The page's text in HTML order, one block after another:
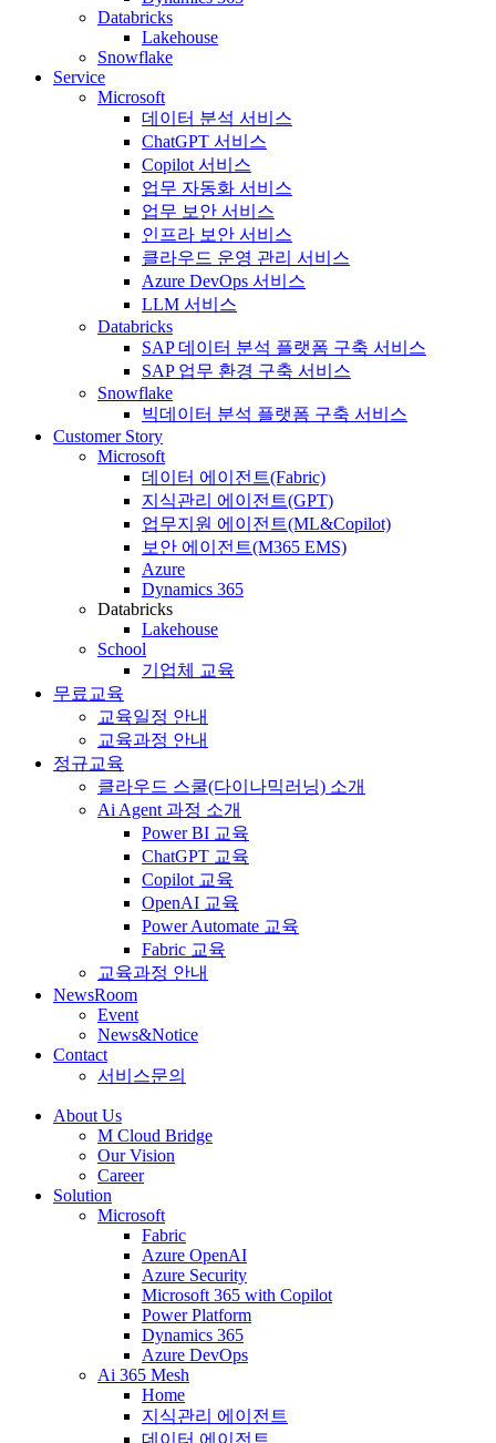
Databricks
Lakehouse
Snowflake
Service
Microsoft
데이터 분석 서비스
ChatGPT 서비스
Copilot 서비스
업무 자동화 서비스
업무 보안 서비스
인프라 보안 서비스
클라우드 운영 관리 서비스
Azure DevOps 서비스
LLM 서비스
Databricks
SAP 데이터 분석 플랫폼 구축 서비스
SAP 업무 환경 구축 서비스
Snowflake
빅데이터 분석 플랫폼 구축 서비스
Customer Story
Microsoft
데이터 에이전트(Fabric)
지식관리 에이전트(GPT)
업무지원 에이전트(ML&Copilot)
보안 에이전트(M365 EMS)
Azure
Dynamics 365
Databricks
Lakehouse
School
기업체 교육
무료교육
교육일정 안내
교육과정 안내
정규교육
클라우드 스쿨(다이나믹러닝) 소개
Ai Agent 과정 소개
Power BI 교육
ChatGPT 교육
Copilot 교육
OpenAI 교육
Power Automate 교육
Fabric 교육
교육과정 안내
NewsRoom
Event
News&Notice
Contact
서비스문의
About Us
M Cloud Bridge
Our Vision
Career
Solution
Microsoft
Fabric
Azure OpenAI
Azure Security
Microsoft 365 with Copilot
Power Platform
Dynamics 365
Azure DevOps
Ai 365 Mesh
Home
지식관리 에이전트
데이터 에이전트